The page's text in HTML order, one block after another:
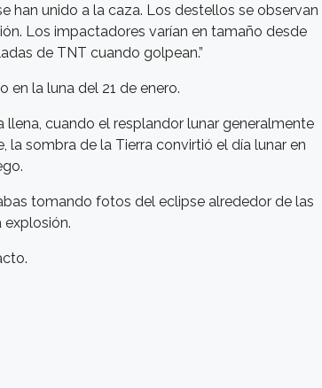
han unido a la caza. Los destellos se observan
Los impactadores varían en tamaño desde
de TNT cuando golpean.”
en la luna del 21 de enero.
cuando el resplandor lunar generalmente
sombra de la Tierra convirtió el día lunar en
tomando fotos del eclipse alrededor de las
explosión.